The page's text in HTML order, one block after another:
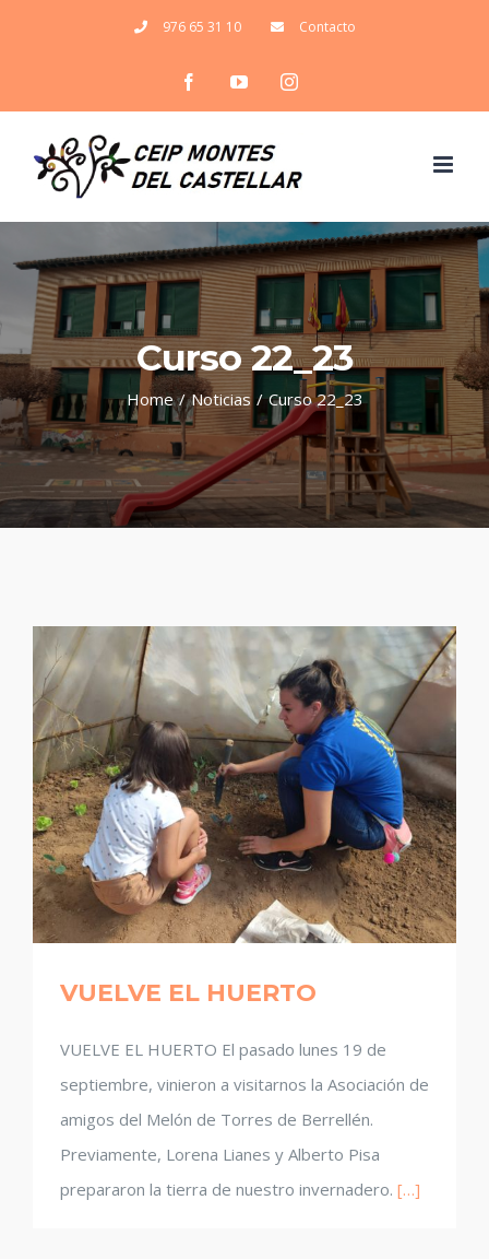
976 65 31 10 Contacto
FacebookYouTubeInstagram
Curso 22_23
Home / Noticias / Curso 22_23
VUELVE EL HUERTO
VUELVE EL HUERTO El pasado lunes 19 de
septiembre, vinieron a visitarnos la Asociación de
amigos del Melón de Torres de Berrellén.
Previamente, Lorena Lianes y Alberto Pisa
prepararon la tierra de nuestro invernadero. […]